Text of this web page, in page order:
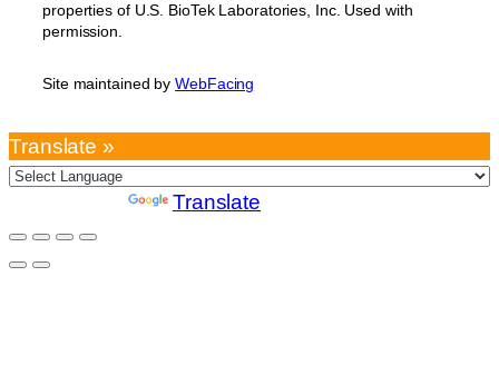
properties of U.S. BioTek Laboratories, Inc. Used with
permission.
Site maintained byWebFacing
Translate »
Translate